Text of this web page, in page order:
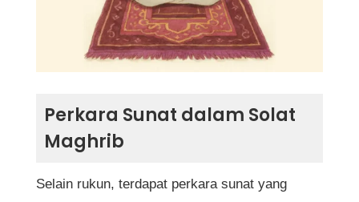
Perkara Sunat dalam Solat
Maghrib
Selain rukun, terdapat perkara sunat yang